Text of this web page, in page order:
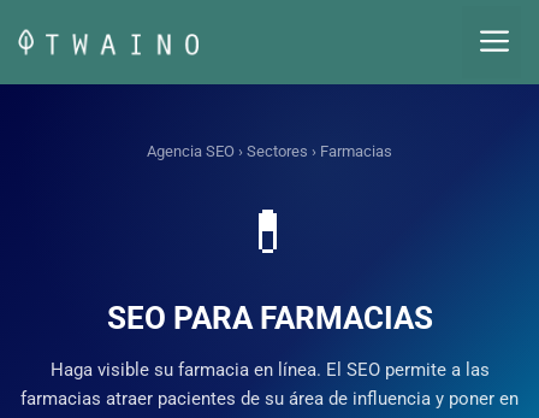
contenido
Agencia SEO › Sectores › Farmacias
💊
SEO PARA FARMACIAS
Haga visible su farmacia en línea. El SEO permite a las
farmacias atraer pacientes de su área de influencia y poner en